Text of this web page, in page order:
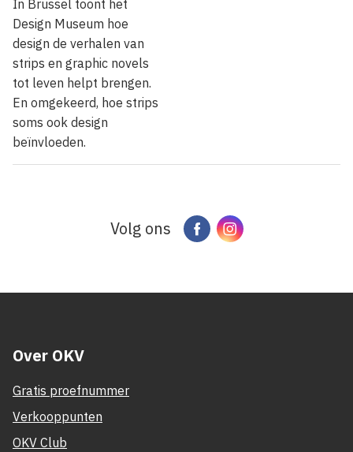
In Brussel toont het
Design Museum hoe
design de verhalen van
strips en graphic novels
tot leven helpt brengen.
En omgekeerd, hoe strips
soms ook design
beïnvloeden.
Volg ons FacebookInstagram
Over OKV
Gratis proefnummer
Verkooppunten
OKV Club